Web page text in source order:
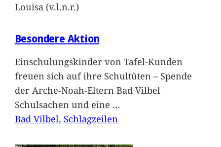
Louisa (v.l.n.r.)
Besondere Aktion
Einschulungskinder von Tafel-Kunden
freuen sich auf ihre Schultüten – Spende
der Arche-Noah-Eltern Bad Vilbel
Schulsachen und eine …
Bad Vilbel, Schlagzeilen